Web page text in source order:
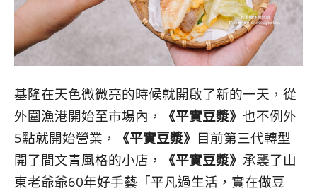
基隆在天色微微亮的時候就開啟了新的一天，從
外圍漁港開始至市場內，
《平實豆漿》 也不例外
5點就開始營業，
《平實豆漿》 目前第三代轉型
開了間文青風格的小店，
《平實豆漿》 承襲了山
東老爺爺60年好手藝「平凡過生活，實在做豆